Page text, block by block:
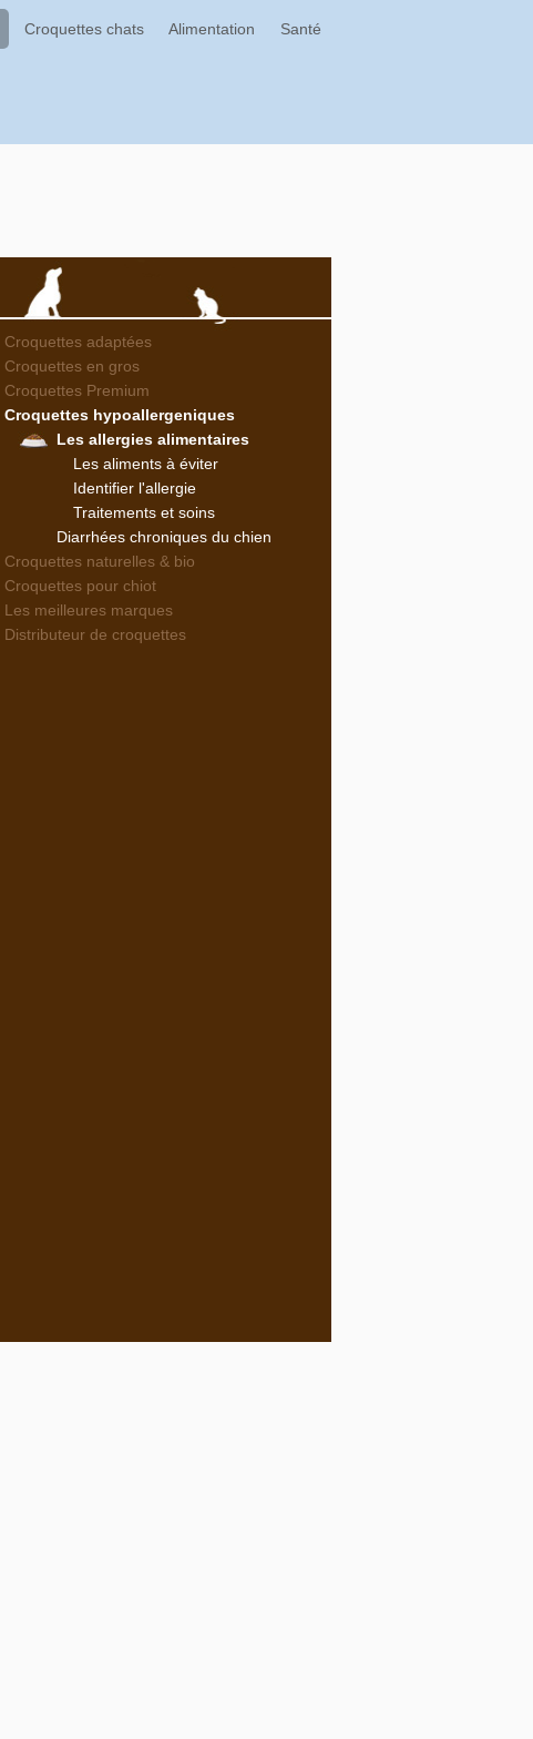
Croquettes chats Alimentation Santé
Croquettes adaptées
Croquettes en gros
Croquettes Premium
Croquettes hypoallergeniques
Les allergies alimentaires
Les aliments à éviter
Identifier l'allergie
Traitements et soins
Diarrhées chroniques du chien
Croquettes naturelles & bio
Croquettes pour chiot
Les meilleures marques
Distributeur de croquettes